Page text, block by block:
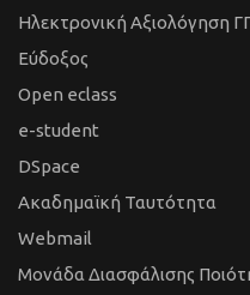
Ηλεκτρονική Αξιολόγηση
Εύδοξος
Open eclass
e-student
DSpace
Ακαδημαϊκή Ταυτότητα
Webmail
Μονάδα Διασφάλισης